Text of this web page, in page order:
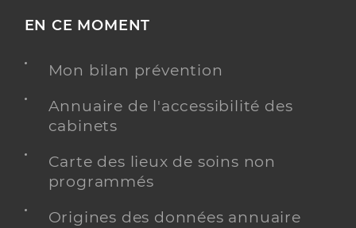
EN CE MOMENT
Mon bilan prévention
Annuaire de l'accessibilité des
cabinets
Carte des lieux de soins non
programmés
Origines des données annuaire